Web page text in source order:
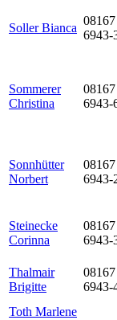
Soller Bianca
08167
6943-
Sommerer
Christina
08167
6943-
Sonnhütter
Norbert
08167
6943-
Steinecke
Corinna
08167
6943-
Thalmair
Brigitte
08167
6943-
Toth Marlene